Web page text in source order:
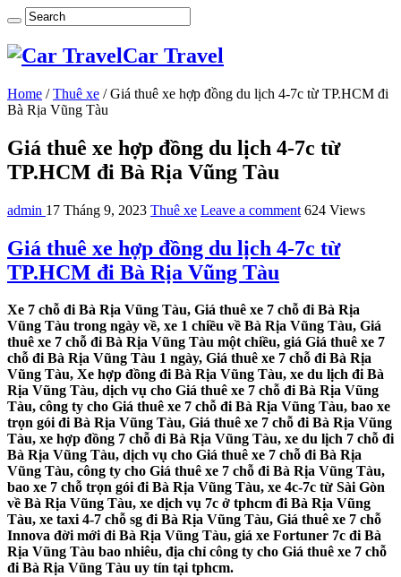
Car Travel
Home / Thuê xe / Giá thuê xe hợp đồng du lịch 4-7c từ TP.HCM đi
Bà Rịa Vũng Tàu
Giá thuê xe hợp đồng du lịch 4-7c từ
TP.HCM đi Bà Rịa Vũng Tàu
admin 17 Tháng 9, 2023 Thuê xe Leave a comment 624 Views
Giá thuê xe hợp đồng du lịch 4-7c từ
TP.HCM đi Bà Rịa Vũng Tàu
Xe 7 chỗ đi Bà Rịa Vũng Tàu, Giá thuê xe 7 chỗ đi Bà Rịa
Vũng Tàu trong ngày về, xe 1 chiều về Bà Rịa Vũng Tàu, Giá
thuê xe 7 chỗ đi Bà Rịa Vũng Tàu một chiều, giá Giá thuê xe 7
chỗ đi Bà Rịa Vũng Tàu 1 ngày, Giá thuê xe 7 chỗ đi Bà Rịa
Vũng Tàu, Xe hợp đồng đi Bà Rịa Vũng Tàu, xe du lịch đi Bà
Rịa Vũng Tàu, dịch vụ cho Giá thuê xe 7 chỗ đi Bà Rịa Vũng
Tàu, công ty cho Giá thuê xe 7 chỗ đi Bà Rịa Vũng Tàu, bao xe
trọn gói đi Bà Rịa Vũng Tàu, Giá thuê xe 7 chỗ đi Bà Rịa Vũng
Tàu, xe hợp đồng 7 chỗ đi Bà Rịa Vũng Tàu, xe du lịch 7 chỗ đi
Bà Rịa Vũng Tàu, dịch vụ cho Giá thuê xe 7 chỗ đi Bà Rịa
Vũng Tàu, công ty cho Giá thuê xe 7 chỗ đi Bà Rịa Vũng Tàu,
bao xe 7 chỗ trọn gói đi Bà Rịa Vũng Tàu, xe 4c-7c từ Sài Gòn
về Bà Rịa Vũng Tàu, xe dịch vụ 7c ở tphcm đi Bà Rịa Vũng
Tàu, xe taxi 4-7 chỗ sg đi Bà Rịa Vũng Tàu, Giá thuê xe 7 chỗ
Innova đời mới đi Bà Rịa Vũng Tàu, giá xe Fortuner 7c đi Bà
Rịa Vũng Tàu bao nhiêu, địa chỉ công ty cho Giá thuê xe 7 chỗ
đi Bà Rịa Vũng Tàu uy tín tại tphcm.